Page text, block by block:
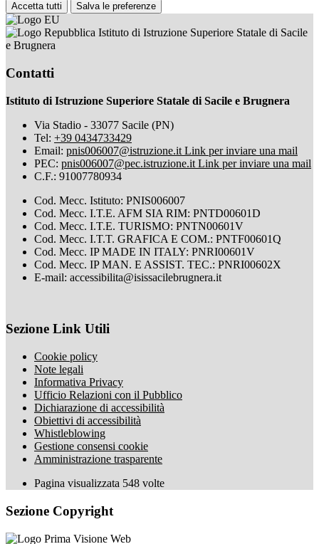
Accetta tutti Salva le preferenze
Istituto di Istruzione Superiore Statale di Sacile
e Brugnera
Contatti
Istituto di Istruzione Superiore Statale di Sacile e Brugnera
Via Stadio - 33077 Sacile (PN)
Tel: +39 0434733429
Email: pnis006007@istruzione.it Link per inviare una mail
PEC: pnis006007@pec.istruzione.it Link per inviare una mail
C.F.: 91007780934
Cod. Mecc. Istituto: PNIS006007
Cod. Mecc. I.T.E. AFM SIA RIM: PNTD00601D
Cod. Mecc. I.T.E. TURISMO: PNTN00601V
Cod. Mecc. I.T.T. GRAFICA E COM.: PNTF00601Q
Cod. Mecc. IP MADE IN ITALY: PNRI00601V
Cod. Mecc. IP MAN. E ASSIST. TEC.: PNRI00602X
E-mail: accessibilita@isissacilebrugnera.it
Sezione Link Utili
Cookie policy
Note legali
Informativa Privacy
Ufficio Relazioni con il Pubblico
Dichiarazione di accessibilità
Obiettivi di accessibilità
Whistleblowing
Gestione consensi cookie
Amministrazione trasparente
Pagina visualizzata 548 volte
Sezione Copyright